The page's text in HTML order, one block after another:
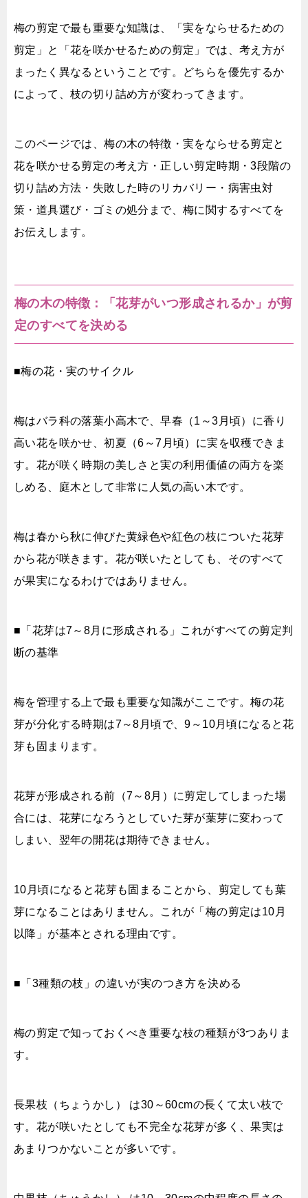
梅の剪定で最も重要な知識は、「実をならせるための
剪定」と「花を咲かせるための剪定」では、考え方が
まったく異なるということです。どちらを優先するか
によって、枝の切り詰め方が変わってきます。
このページでは、梅の木の特徴・実をならせる剪定と
花を咲かせる剪定の考え方・正しい剪定時期・3段階の
切り詰め方法・失敗した時のリカバリー・病害虫対
策・道具選び・ゴミの処分まで、梅に関するすべてを
お伝えします。
梅の木の特徴：「花芽がいつ形成されるか」が剪
定のすべてを決める
■梅の花・実のサイクル
梅はバラ科の落葉小高木で、早春（1～3月頃）に香り
高い花を咲かせ、初夏（6～7月頃）に実を収穫できま
す。花が咲く時期の美しさと実の利用価値の両方を楽
しめる、庭木として非常に人気の高い木です。
梅は春から秋に伸びた黄緑色や紅色の枝についた花芽
から花が咲きます。花が咲いたとしても、そのすべて
が果実になるわけではありません。
■「花芽は7～8月に形成される」これがすべての剪定判
断の基準
梅を管理する上で最も重要な知識がここです。梅の花
芽が分化する時期は7～8月頃で、9～10月頃になると花
芽も固まります。
花芽が形成される前（7～8月）に剪定してしまった場
合には、花芽になろうとしていた芽が葉芽に変わって
しまい、翌年の開花は期待できません。
10月頃になると花芽も固まることから、剪定しても葉
芽になることはありません。これが「梅の剪定は10月
以降」が基本とされる理由です。
■「3種類の枝」の違いが実のつき方を決める
梅の剪定で知っておくべき重要な枝の種類が3つありま
す。
長果枝（ちょうかし） は30～60cmの長くて太い枝で
す。花が咲いたとしても不完全な花芽が多く、果実は
あまりつかないことが多いです。